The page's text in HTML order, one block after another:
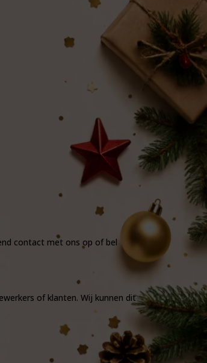
contact met ons op of bel
of klanten. Wij kunnen dit